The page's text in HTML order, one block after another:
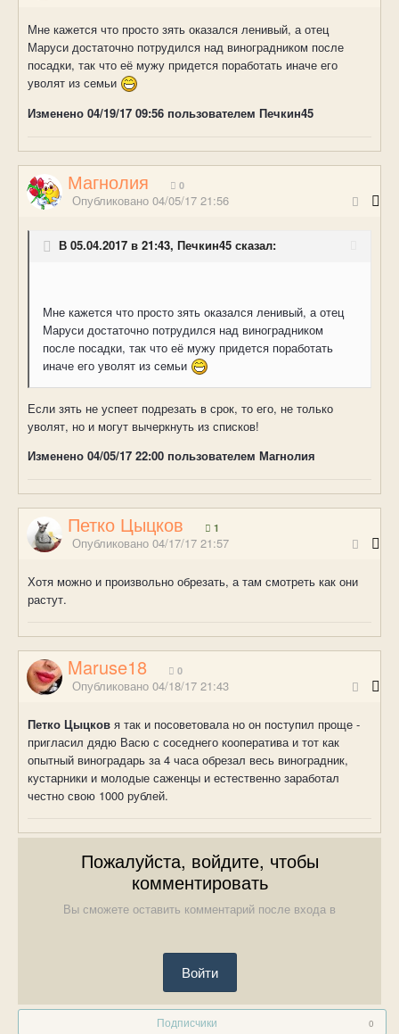
Мне кажется что просто зять оказался ленивый, а отец
Маруси достаточно потрудился над виноградником после
посадки, так что её мужу придется поработать иначе его
уволят из семьи
Изменено 04/19/17 09:56 пользователем Печкин45
Магнолия 0
Опубликовано 04/05/17 21:56
В 05.04.2017 в 21:43, Печкин45 сказал:
Мне кажется что просто зять оказался ленивый, а отец
Маруси достаточно потрудился над виноградником
после посадки, так что её мужу придется поработать
иначе его уволят из семьи
Если зять не успеет подрезать в срок, то его, не только
уволят, но и могут вычеркнуть из списков!
Изменено 04/05/17 22:00 пользователем Магнолия
Петко Цыцков 1
Опубликовано 04/17/17 21:57
Хотя можно и произвольно обрезать, а там смотреть как они
растут.
Maruse18 0
Опубликовано 04/18/17 21:43
Петко Цыцков я так и посоветовала но он поступил проще -
пригласил дядю Васю с соседнего кооператива и тот как
опытный виноградарь за 4 часа обрезал весь виноградник,
кустарники и молодые саженцы и естественно заработал
честно свою 1000 рублей.
Пожалуйста, войдите, чтобы
комментировать
Вы сможете оставить комментарий после входа в
Войти
Подписчики 0